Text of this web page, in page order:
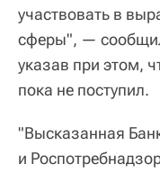
участвовать в
сферы", —
указав при этом,
пока не поступил.
"Высказанная
и